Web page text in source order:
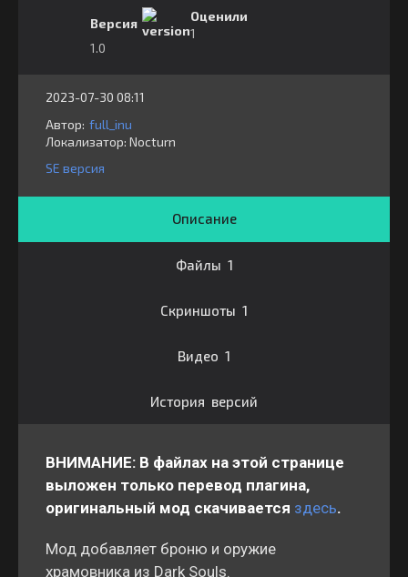
Версия
1.0
Оценили
1
2023-07-30 08:11
Автор: full_inu
Локализатор: ⁣⁣⁣Nocturn
SE версия
Описание
Файлы 1
Скриншоты 1
Видео 1
История версий
ВНИМАНИЕ: В файлах на этой странице
выложен только перевод плагина,
оригинальный мод скачивается здесь.
Мод добавляет броню и оружие
храмовника из Dark Souls.